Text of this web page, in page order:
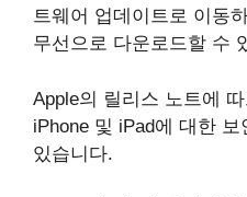
트웨어 업데이트로 이동
무선으로 다운로드할 수
Apple의 릴리스 노트에
iPhone 및 iPad에 대한
있습니다.